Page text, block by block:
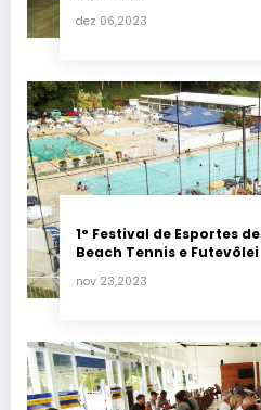
dez 06,2023
1° Festival de Esportes
Beach Tennis e Futevôlei
nov 23,2023